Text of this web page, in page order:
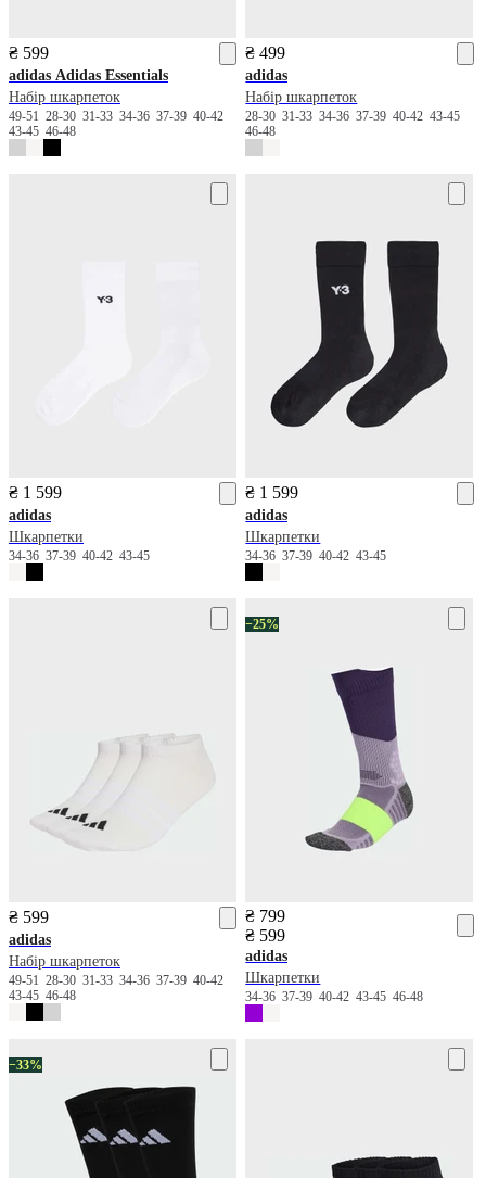
₴ 599
adidas Adidas Essentials
Набір шкарпеток
49-51 28-30 31-33 34-36 37-39 40-42
43-45 46-48
₴ 499
adidas
Набір шкарпеток
28-3031-3334-3637-3940-4243-45
46-48
₴ 1 599
adidas
Шкарпетки
34-36 37-39 40-42 43-45
₴ 1 599
adidas
Шкарпетки
34-3637-3940-4243-45
₴ 599
adidas
Набір шкарпеток
49-51 28-30 31-33 34-36 37-39 40-42
43-45 46-48
−25%
₴ 799
₴ 599
adidas
Шкарпетки
34-3637-3940-4243-4546-48
−33%